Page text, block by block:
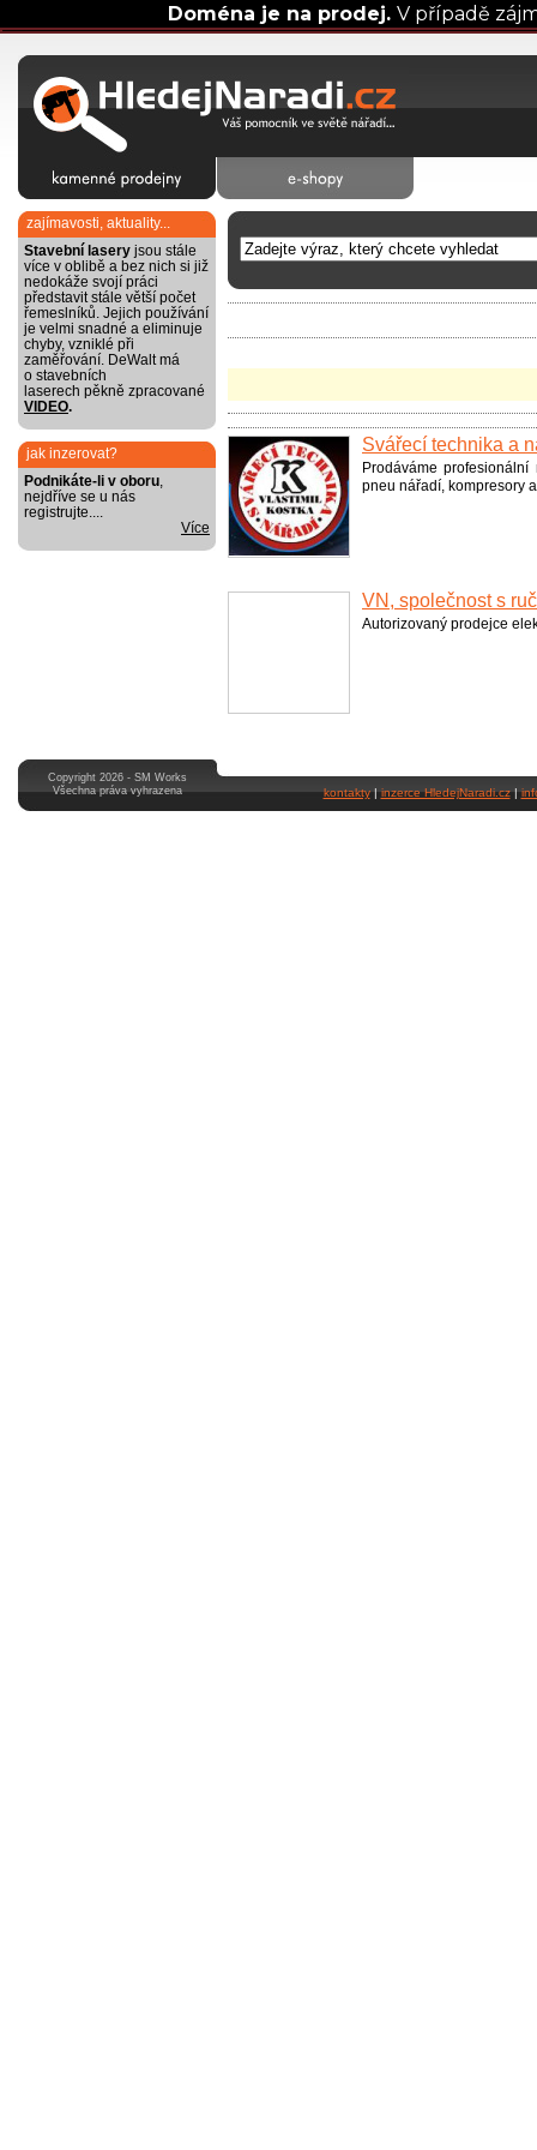
Doména je na prodej. V případě
zajímavosti, aktuality...
Stavební lasery jsou stále
více v oblibě a bez nich si již
nedokáže svojí práci
představit stále větší počet
řemeslníků. Jejich používání
je velmi snadné a eliminuje
chyby, vzniklé při
zaměřování. DeWalt má
o stavebních
laserech pěkně zpracované
VIDEO.
jak inzerovat?
Podnikáte-li v oboru,
nejdříve se u nás
registrujte....
Více
Svářecí technika a
Prodáváme
pneu nářadí, kompresory
VN, společnost s
Autorizovaný prodejce
Copyright 2026 - SM Works
Všechna práva vyhrazena
kontakty|inzerce HledejNaradi.cz|